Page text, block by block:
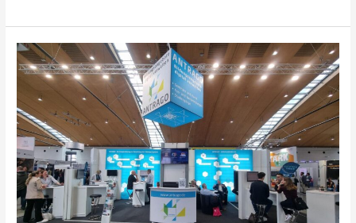
LEARNTEC
2026
Sichern
Sie
sich
Ihren
Termin